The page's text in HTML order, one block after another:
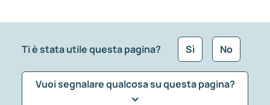
Ti è stata utile questa pagina? Sì No
Vuoi segnalare qualcosa su questa pagina?